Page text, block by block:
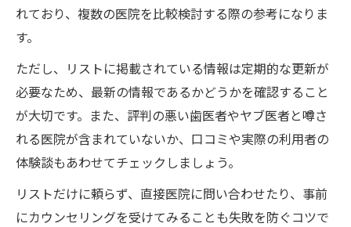
れており、複数の医院を比較検討する際の参考になりま
す。
ただし、リストに掲載されている情報は定期的な更新が
必要なため、最新の情報であるかどうかを確認すること
が大切です。また、評判の悪い歯医者やヤブ医者と噂さ
れる医院が含まれていないか、口コミや実際の利用者の
体験談もあわせてチェックしましょう。
リストだけに頼らず、直接医院に問い合わせたり、事前
にカウンセリングを受けてみることも失敗を防ぐコツで